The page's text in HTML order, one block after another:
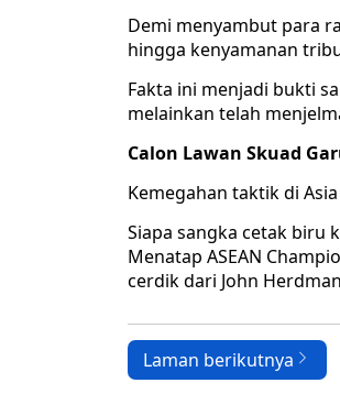
Demi menyambut para
hingga kenyamanan
Fakta ini menjadi bukti
melainkan telah
Calon Lawan Skuad
Kemegahan taktik di
Siapa sangka cetak biru
Menatap ASEAN
cerdik dari John
Laman berikutnya